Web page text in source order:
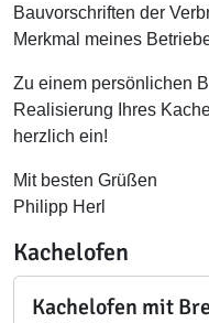
Bauvorschriften der
Merkmal meines
Zu einem persönlichen
Realisierung Ihres
herzlich ein!
Mit besten Grüßen
Philipp Herl
Kachelofen
Kachelofen mit